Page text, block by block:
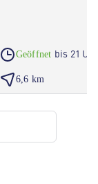
Geöffnet bis 21
6,6 km